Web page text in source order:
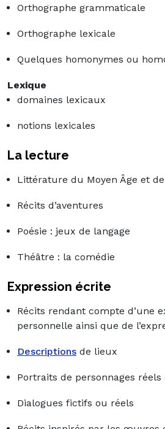
Orthographe grammaticale
Orthographe lexicale
Quelques homonymes ou
Lexique
domaines lexicaux
notions lexicales
La lecture
Littérature du Moyen Âge et
Récits d’aventures
Poésie : jeux de langage
Théâtre : la comédie
Expression écrite
Récits rendant compte d’une
personnelle ainsi que de
Descriptions de lieux
Portraits de personnages
Dialogues fictifs ou réels